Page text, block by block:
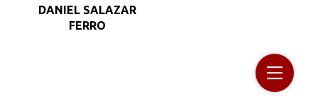
DANIEL SALAZAR
FERRO